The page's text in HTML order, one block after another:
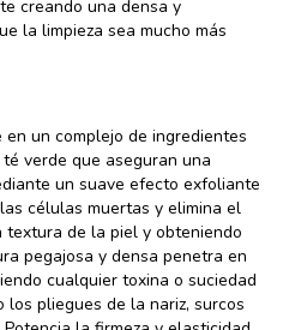
creando una densa y
la limpieza sea mucho más
un complejo de ingredientes
verde que aseguran una
un suave efecto exfoliante
células muertas y elimina el
textura de la piel y obteniendo
pegajosa y densa penetra en
cualquier toxina o suciedad
pliegues de la nariz, surcos